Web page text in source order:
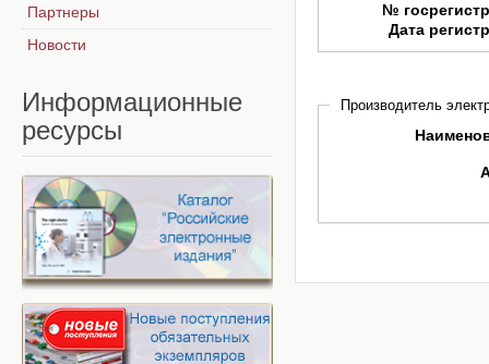
№
Дата
Производитель
Партнеры
Новости
Информационные
ресурсы